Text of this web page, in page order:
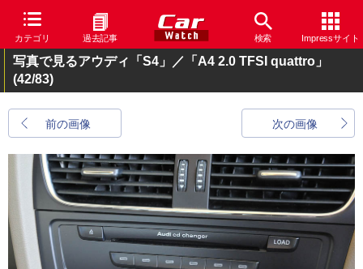
カテゴリ 過去記事 検索 Impressサイト
写真で見るアウディ「S4」／「A4 2.0 TFSI quattro」
(42/83)
前の画像 次の画像